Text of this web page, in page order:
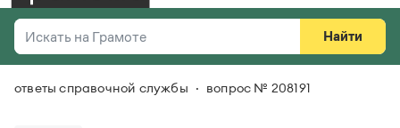
Искать на Грамоте
Справочная служба
Найти
Везде
ответы справочной службы вопрос № 208191